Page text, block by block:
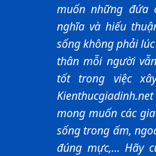
muốn những đứa
nghĩa và hiếu
sống không phải
thân mỗi người
tốt trong việc
mong muốn các
sống trong ấm,
đúng mực,... Hãy